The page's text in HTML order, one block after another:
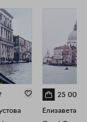
фресок до
проявляются
пространство,
наследия, человек и
25 000
Елизавета